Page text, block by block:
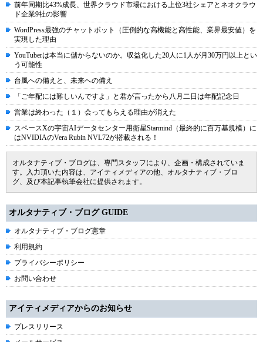
前年同期比43%成長、世界クラウド市場における上位3社シェアとネオクラウ
ド企業9社の影響
WordPress最強のチャットボット（圧倒的な高機能と高性能、業界最安値）を
実現した理由
YouTuberは本当に儲からないのか。収益化した20人に1人が月30万円以上とい
う可能性
台風への備えと、未来への備え
「ご年配には難しいんですよ」と君が言ったから八月二日は年配記念日
営業は終わった（１）会ってもらえる理由が消えた
スペースXの宇宙AIデータセンター用衛星Starmind（最終的に百万基規模）に
はNVIDIAのVera Rubin NVL72が搭載される！
オルタナティブ・ブログは、専門スタッフにより、企画・構成されていま
す。入力頂いた内容は、アイティメディアの他、オルタナティブ・ブロ
グ、及び本記事執筆会社に提供されます。
オルタナティブ・ブログ GUIDE
オルタナティブ・ブログ憲章
利用規約
プライバシーポリシー
お問い合わせ
アイティメディアからのお知らせ
プレスリリース